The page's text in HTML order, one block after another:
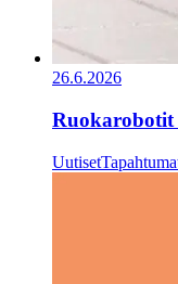
26.6.2026
Ruokarobotit
Uutiset